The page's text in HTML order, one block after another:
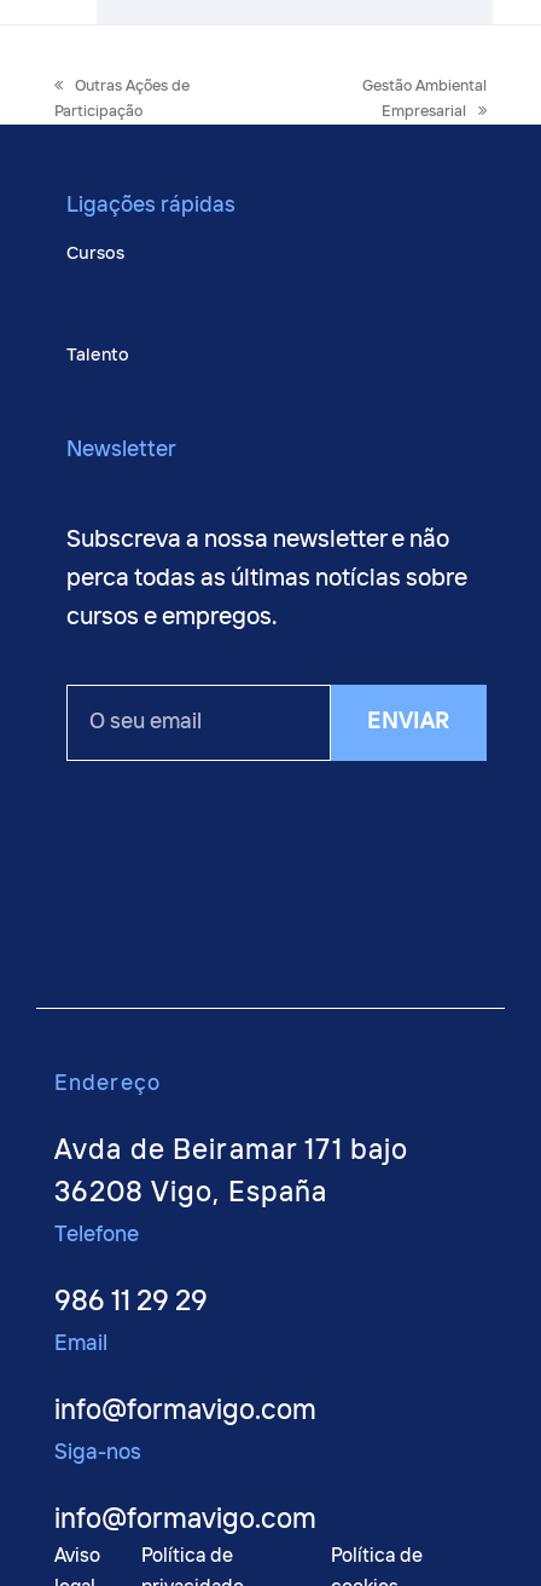
previous
post:
Outras Ações de
Participação
next
post:
Gestão Ambiental
Empresarial
Ligações rápidas
Cursos
Talento
Newsletter
Subscreva a nossa newsletter e não
perca todas as últimas notícias sobre
cursos e empregos.
ENVIAR
Endereço
Avda de Beiramar 171 bajo
36208 Vigo, España
Telefone
986 11 29 29
Email
info@formavigo.com
Siga-nos
info@formavigo.com
Aviso
Política de
Política de